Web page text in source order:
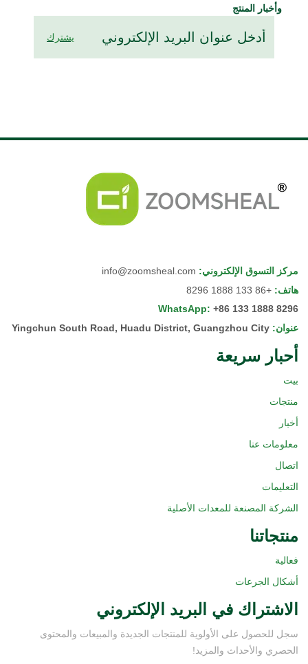
وأخبار المنتج
يشترك
مركز التسوق الإلكتروني:
info@zoomsheal.com
هاتف:
+86 133 1888 8296
WhatsApp: +86 133 1888 8296
عنوان:
Yingchun South Road, Huadu District, Guangzhou City
أحبار سريعة
بيت
منتجات
أخبار
معلومات عنا
اتصال
التعليمات
الشركة المصنعة للمعدات الأصلية
منتجاتنا
فعالية
أشكال الجرعات
الاشتراك في البريد الإلكتروني
سجل للحصول على الأولوية للمنتجات الجديدة والمبيعات والمحتوى
الحصري والأحداث والمزيد!